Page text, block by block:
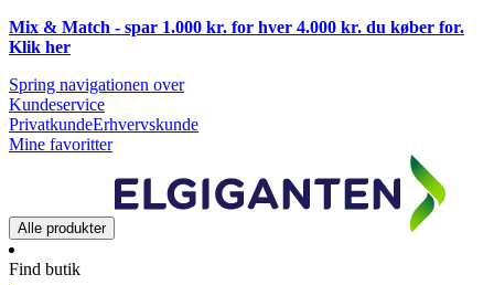
Mix & Match - spar 1.000 kr. for hver 4.000 kr. du køber for.
Klik her
Spring navigationen over
Kundeservice
PrivatkundeErhvervskunde
Mine favoritter
Alle produkter
Find butik